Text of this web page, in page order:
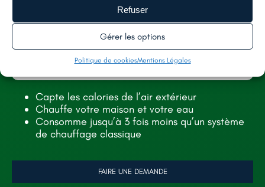
Refuser
Gérer les options
Politique de cookiesMentions Légales
SERVICES
TOITURE
FAÇADE
ISOLATION
À PROPOS
NOS RÉALISATIONS
RECRUTEMENT
CONTACT
Capte les calories de l’air extérieur
Chauffe votre maison et votre eau
Consomme jusqu’à 3 fois moins qu’un système
de chauffage classique
FAIRE UNE DEMANDE